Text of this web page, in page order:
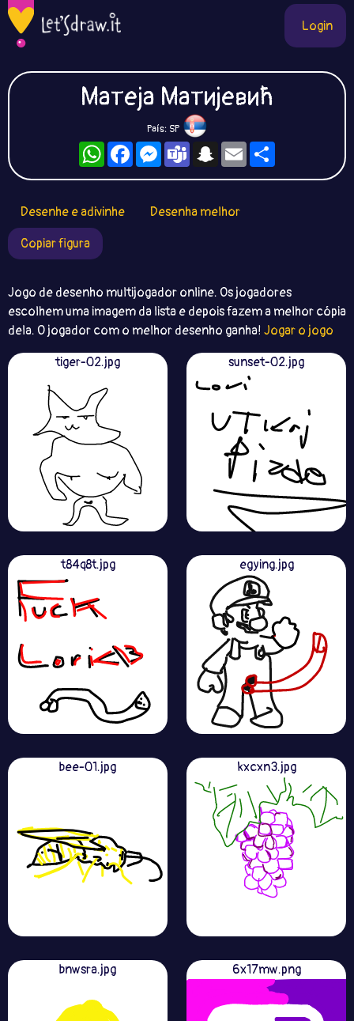
Login
Матеја Матијевић
País: SP
WhatsAppFacebookMessengerTeamsSnapchat
Email
Desenhe e adivinhe
Desenha melhor
Copiar figura
Jogo de desenho multijogador online. Os jogadores
escolhem uma imagem da lista e depois fazem a melhor cópia
dela. O jogador com o melhor desenho ganha! Jogar o jogo
tiger-02.jpg
sunset-02.jpg
t84q8t.jpg egying.jpg
bee-01.jpg kxcxn3.jpg
bnwsra.jpg 6x17mw.png